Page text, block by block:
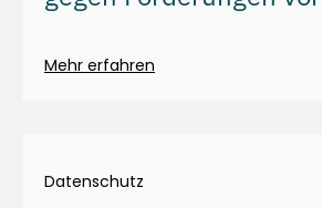
Mehr erfahren
Datenschutz